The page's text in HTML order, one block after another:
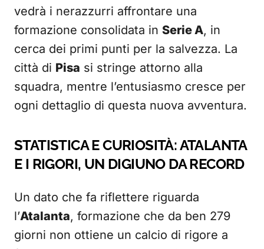
vedrà i nerazzurri affrontare una
formazione consolidata in Serie A, in
cerca dei primi punti per la salvezza. La
città di Pisa si stringe attorno alla
squadra, mentre l’entusiasmo cresce per
ogni dettaglio di questa nuova avventura.
STATISTICA E CURIOSITÀ: ATALANTA
E I RIGORI, UN DIGIUNO DA RECORD
Un dato che fa riflettere riguarda
l’Atalanta, formazione che da ben 279
giorni non ottiene un calcio di rigore a